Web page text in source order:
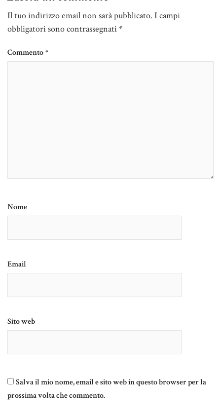
Il tuo indirizzo email non sarà pubblicato. I campi
obbligatori sono contrassegnati*
Commento*
Nome
Email
Sito web
Salva il mio nome, email e sito web in questo browser per la
prossima volta che commento.